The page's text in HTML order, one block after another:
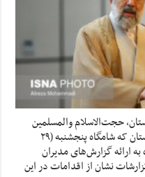
حجت‌الاسلام والمسلمین
ابراهیم رئیسی در جلسه ستاد بحران خوزستان که شامگاه پنجشنبه (۲۹
به ارائه گزارش‌های مدیران
نشان از اقدامات در این